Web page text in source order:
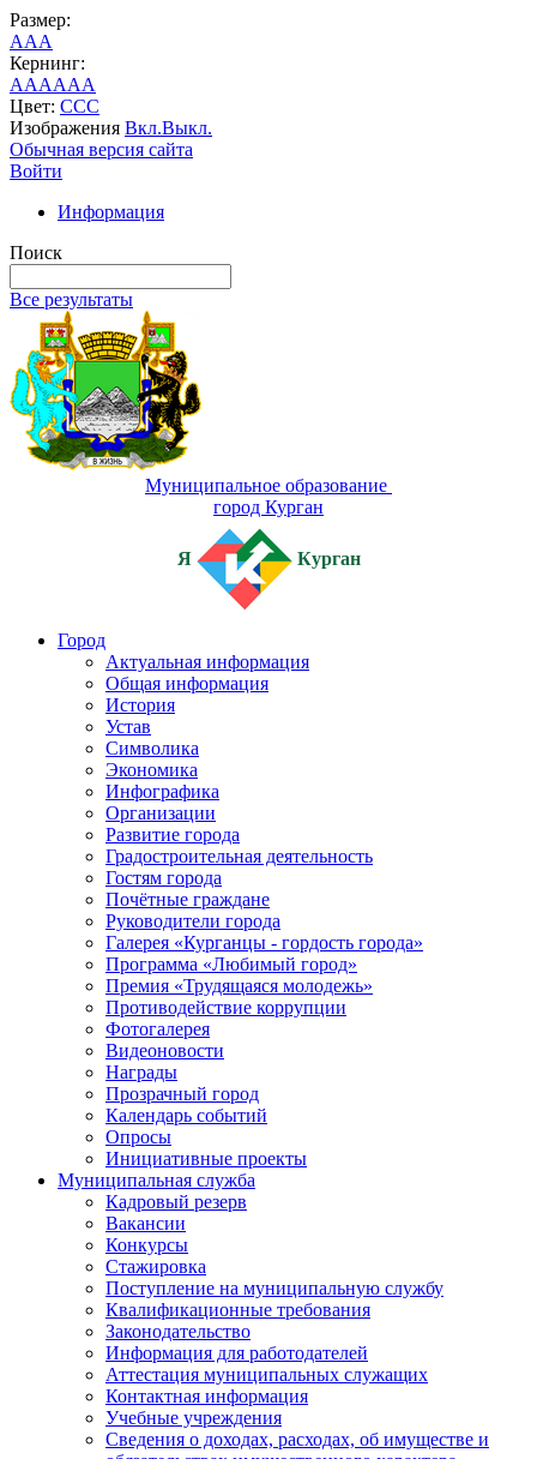
Размер:
AAA
Кернинг:
AAAAAA
Цвет: CCC
Изображения Вкл.Выкл.
Обычная версия сайта
Войти
Информация
Поиск
Все результаты
Муниципальное образование
город Курган
Я Курган
Город
Актуальная информация
Общая информация
История
Устав
Символика
Экономика
Инфографика
Организации
Развитие города
Градостроительная деятельность
Гостям города
Почётные граждане
Руководители города
Галерея «Курганцы - гордость города»
Программа «Любимый город»
Премия «Трудящаяся молодежь»
Противодействие коррупции
Фотогалерея
Видеоновости
Награды
Прозрачный город
Календарь событий
Опросы
Инициативные проекты
Муниципальная служба
Кадровый резерв
Вакансии
Конкурсы
Стажировка
Поступление на муниципальную службу
Квалификационные требования
Законодательство
Информация для работодателей
Аттестация муниципальных служащих
Контактная информация
Учебные учреждения
Сведения о доходах, расходах, об имуществе и